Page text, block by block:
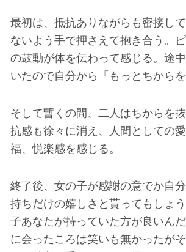
最初は、抵抗ありながらも密接し
ないよう手で押さえて抱き合う。
の鼓動が体を伝わって感じる。途
いたので自分から「もっとちから
そして暫くの間、二人はちからを
抗感も徐々に消え、人間としての
福、悦楽感を感じる。
終了後、女の子が感謝の意でか自
持ちだけの嬉しさと貰ってもしょ
子あなたが持っていた方が良いん
に会ったころは笑いも無かったが